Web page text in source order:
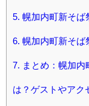
5. 幌加内町新そば
6. 幌加内町新そば
7. まとめ：幌加
は？ゲストやアク